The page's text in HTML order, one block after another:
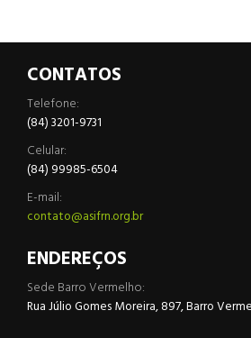
CONTATOS
Telefone:
(84) 3201-9731
Celular:
(84) 99985-6504
E-mail:
contato@asifrn.org.br
ENDEREÇOS
Sede Barro Vermelho:
Rua Júlio Gomes Moreira, 897, Barro